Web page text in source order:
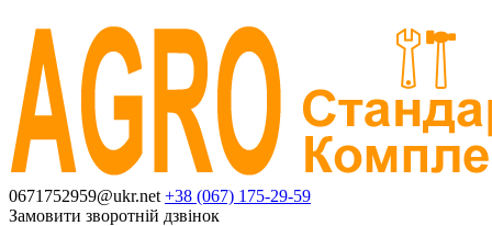
0671752959@ukr.net +38 (067) 175-29-59
Замовити зворотній дзвінок